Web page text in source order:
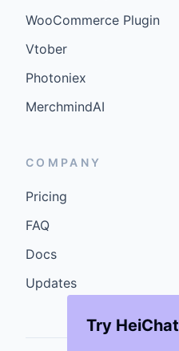
Try HeiChat
WooCommerce Plugin
Vtober
Photoniex
MerchmindAI
COMPANY
Pricing
FAQ
Docs
Updates